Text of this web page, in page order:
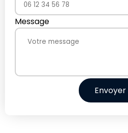
Message
Envoyer